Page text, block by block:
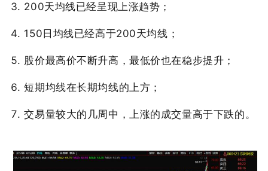
200天均线已经呈现上涨趋势；
150日均线已经高于200天均线；
股价最高价不断升高，最低价也在稳步提升；
短期均线在长期均线的上方；
交易量较大的几周中，上涨的成交量高于下跌的。